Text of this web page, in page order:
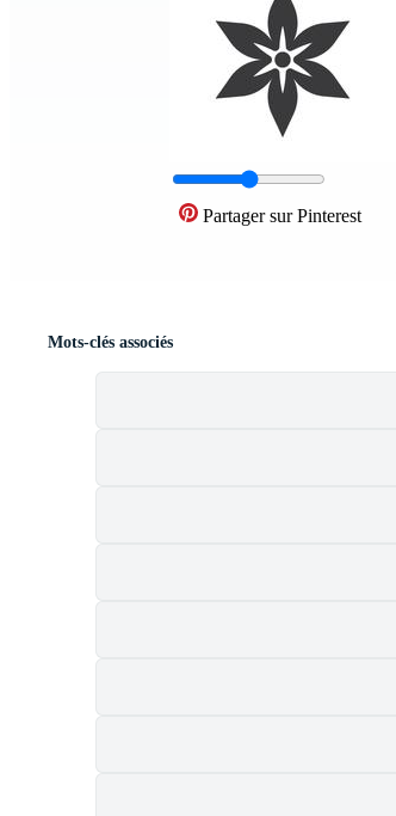
Partager sur Pinterest
Mots-clés associés